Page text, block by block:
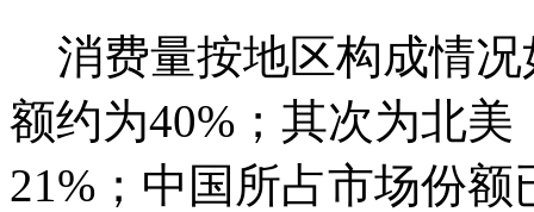
消费量按地区构成情况
额约为40%；其次为北
21%；中国所占市场份